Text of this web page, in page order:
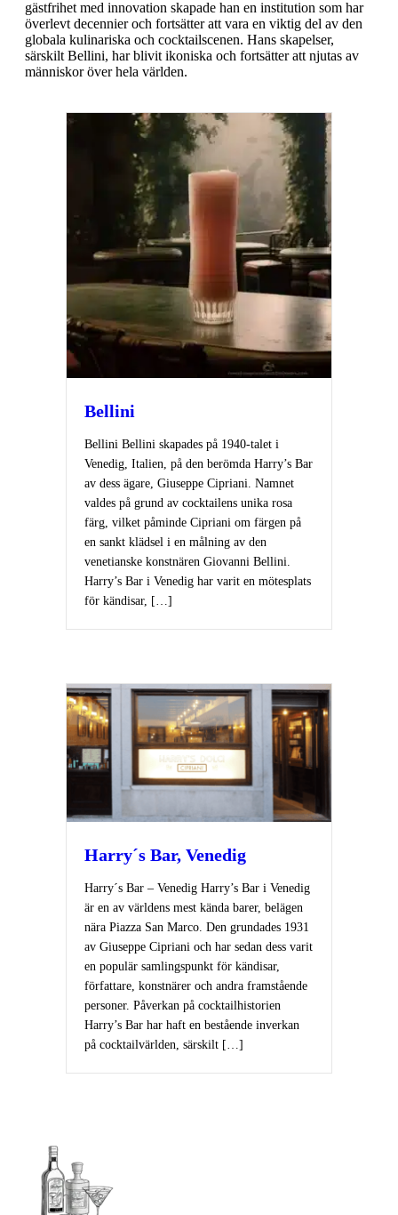
gästfrihet med innovation skapade han en institution som har
överlevt decennier och fortsätter att vara en viktig del av den
globala kulinariska och cocktailscenen. Hans skapelser,
särskilt Bellini, har blivit ikoniska och fortsätter att njutas av
människor över hela världen.
Bellini
Bellini Bellini skapades på 1940-talet i
Venedig, Italien, på den berömda Harry’s Bar
av dess ägare, Giuseppe Cipriani. Namnet
valdes på grund av cocktailens unika rosa
färg, vilket påminde Cipriani om färgen på
en sankt klädsel i en målning av den
venetianske konstnären Giovanni Bellini.
Harry’s Bar i Venedig har varit en mötesplats
för kändisar, […]
Harry´s Bar, Venedig
Harry´s Bar – Venedig Harry’s Bar i Venedig
är en av världens mest kända barer, belägen
nära Piazza San Marco. Den grundades 1931
av Giuseppe Cipriani och har sedan dess varit
en populär samlingspunkt för kändisar,
författare, konstnärer och andra framstående
personer. Påverkan på cocktailhistorien
Harry’s Bar har haft en bestående inverkan
på cocktailvärlden, särskilt […]